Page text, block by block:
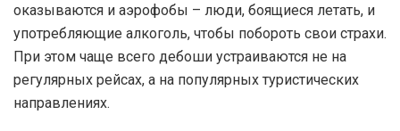
оказываются и аэрофобы – люди, боящиеся летать, и
употребляющие алкоголь, чтобы побороть свои страхи.
При этом чаще всего дебоши устраиваются не на
регулярных рейсах, а на популярных туристических
направлениях.